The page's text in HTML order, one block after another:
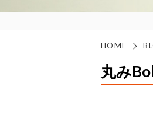
HOME
丸み